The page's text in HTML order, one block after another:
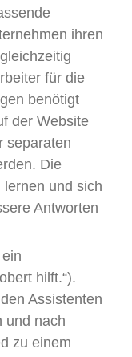
ihren
für die
benötigt
der Website
separaten
Die
und sich
Antworten
hilft.“).
Assistenten
und nach
zu einem